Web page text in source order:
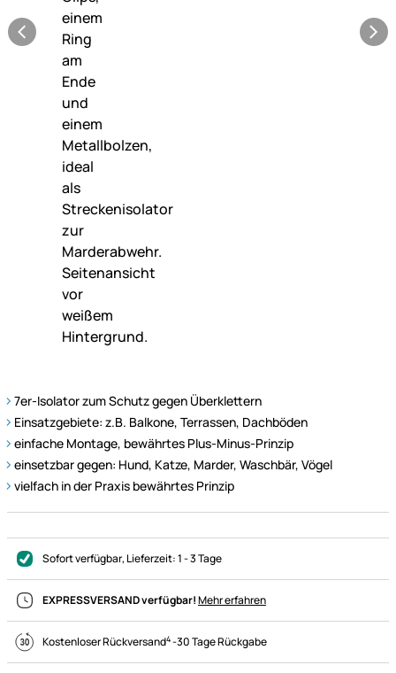
7er-Isolator zum Schutz gegen Überklettern
Einsatzgebiete: z.B. Balkone, Terrassen, Dachböden
einfache Montage, bewährtes Plus-Minus-Prinzip
einsetzbar gegen: Hund, Katze, Marder, Waschbär, Vögel
vielfach in der Praxis bewährtes Prinzip
Sofort verfügbar, Lieferzeit:1 - 3 Tage
EXPRESSVERSAND verfügbar!Mehr erfahren
Kostenloser Rückversand4-30 Tage Rückgabe